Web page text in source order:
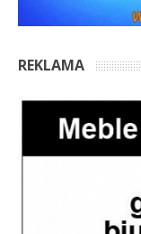
REKLAMA